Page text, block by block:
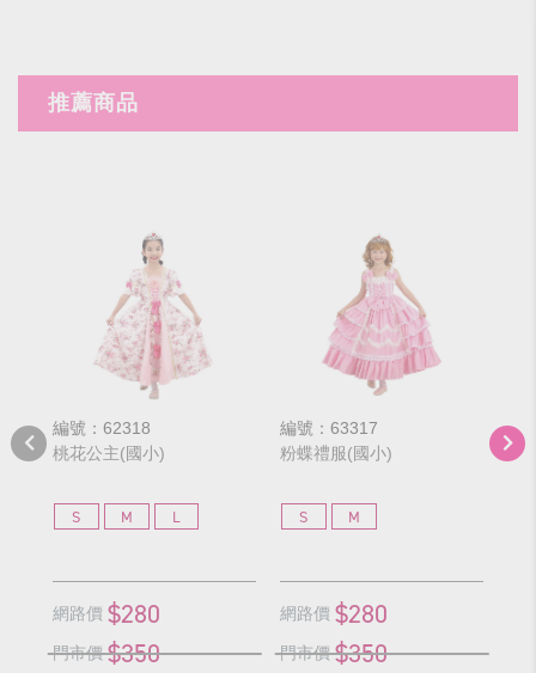
推薦商品
編號：62318
桃花公主(國小)
S M L
網路價 $280
門市價 $350
編號：63317
粉蝶禮服(國小)
S M
網路價 $280
門市價 $350
編
藍